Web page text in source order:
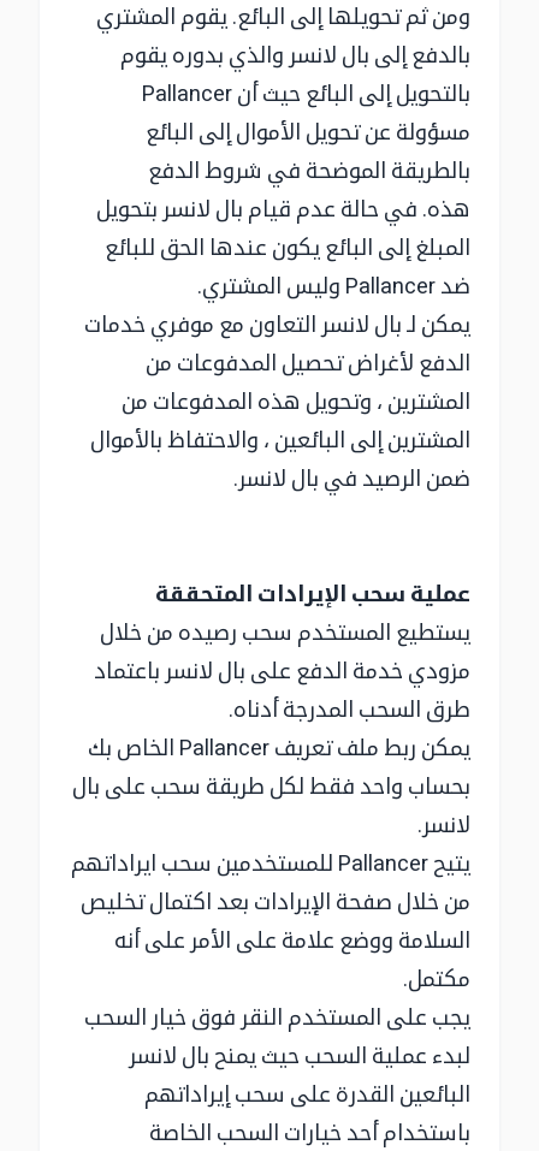
ومن ثم تحويلها إلى البائع. يقوم المشتري
بالدفع إلى بال لانسر والذي بدوره يقوم
بالتحويل إلى البائع حيث أن Pallancer
مسؤولة عن تحويل الأموال إلى البائع
بالطريقة الموضحة في شروط الدفع
هذه. في حالة عدم قيام بال لانسر بتحويل
المبلغ إلى البائع يكون عندها الحق للبائع
ضد Pallancer وليس المشتري.
يمكن لـ بال لانسر التعاون مع موفري خدمات
الدفع لأغراض تحصيل المدفوعات من
المشترين ، وتحويل هذه المدفوعات من
المشترين إلى البائعين ، والاحتفاظ بالأموال
ضمن الرصيد في بال لانسر.
عملية سحب الإيرادات المتحققة
يستطيع المستخدم سحب رصيده من خلال
مزودي خدمة الدفع على بال لانسر باعتماد
طرق السحب المدرجة أدناه.
يمكن ربط ملف تعريف Pallancer الخاص بك
بحساب واحد فقط لكل طريقة سحب على بال
لانسر.
يتيح Pallancer للمستخدمين سحب ايراداتهم
من خلال صفحة الإيرادات بعد اكتمال تخليص
السلامة ووضع علامة على الأمر على أنه
مكتمل.
يجب على المستخدم النقر فوق خيار السحب
لبدء عملية السحب حيث يمنح بال لانسر
البائعين القدرة على سحب إيراداتهم
باستخدام أحد خيارات السحب الخاصة